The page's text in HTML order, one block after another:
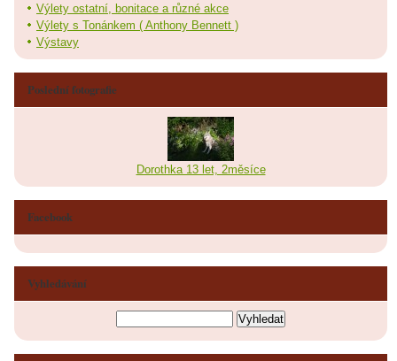
Výlety ostatní, bonitace a různé akce
Výlety s Tonánkem ( Anthony Bennett )
Výstavy
Poslední fotografie
Dorothka 13 let, 2měsíce
Facebook
Vyhledávání